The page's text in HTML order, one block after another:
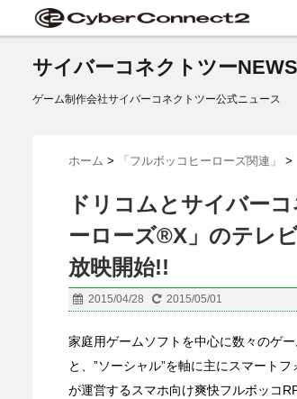
サイバーコネクトツーNEWS
ゲーム制作会社サイバーコネクトツー公式ニュース
ホーム > 「フルボッコヒーローズ関連」 >
ドリコムとサイバー
ーローズ®X」のテレ
放映開始!!
2015/04/28 2015/05/01
家庭用ゲームソフトを中心に数々のゲ
と、”ソーシャル”を軸に主にスマート
が運営するスマホ向け爽快フルボッコ